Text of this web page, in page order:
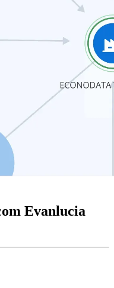
Evanlucia